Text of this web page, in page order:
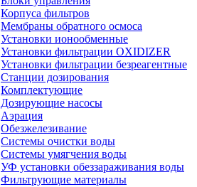
Корпуса фильтров
Мембраны обратного осмоса
Установки ионообменные
Установки фильтрации OXIDIZER
Установки фильтрации безреагентные
Станции дозирования
Комплектующие
Дозирующие насосы
Аэрация
Обезжелезивание
Системы очистки воды
Системы умягчения воды
УФ установки обеззараживания воды
Фильтрующие материалы